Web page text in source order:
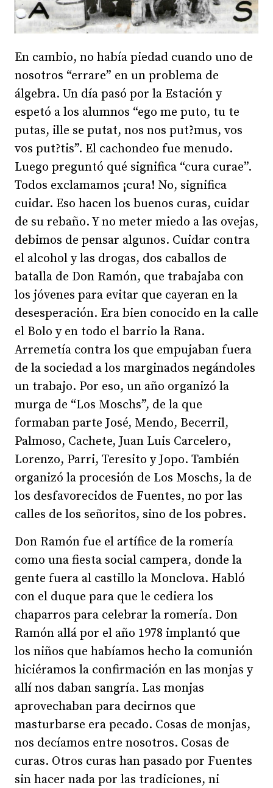
En cambio, no había piedad cuando uno de
nosotros “errare” en un problema de
álgebra. Un día pasó por la Estación y
espetó a los alumnos “ego me puto, tu te
putas, ille se putat, nos nos put?mus, vos
vos put?tis”. El cachondeo fue menudo.
Luego preguntó qué significa “cura curae”.
Todos exclamamos ¡cura! No, significa
cuidar. Eso hacen los buenos curas, cuidar
de su rebaño. Y no meter miedo a las ovejas,
debimos de pensar algunos. Cuidar contra
el alcohol y las drogas, dos caballos de
batalla de Don Ramón, que trabajaba con
los jóvenes para evitar que cayeran en la
desesperación. Era bien conocido en la calle
el Bolo y en todo el barrio la Rana.
Arremetía contra los que empujaban fuera
de la sociedad a los marginados negándoles
un trabajo. Por eso, un año organizó la
murga de “Los Moschs”, de la que
formaban parte José, Mendo, Becerril,
Palmoso, Cachete, Juan Luis Carcelero,
Lorenzo, Parri, Teresito y Jopo. También
organizó la procesión de Los Moschs, la de
los desfavorecidos de Fuentes, no por las
calles de los señoritos, sino de los pobres.
Don Ramón fue el artífice de la romería
como una fiesta social campera, donde la
gente fuera al castillo la Monclova. Habló
con el duque para que le cediera los
chaparros para celebrar la romería. Don
Ramón allá por el año 1978 implantó que
los niños que habíamos hecho la comunión
hiciéramos la confirmación en las monjas y
allí nos daban sangría. Las monjas
aprovechaban para decirnos que
masturbarse era pecado. Cosas de monjas,
nos decíamos entre nosotros. Cosas de
curas. Otros curas han pasado por Fuentes
sin hacer nada por las tradiciones, ni